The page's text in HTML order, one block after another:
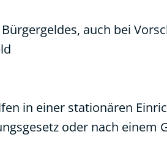
auch bei
in einer stationären
oder nach einem